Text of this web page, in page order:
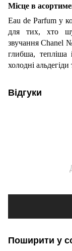
Місце в
Eau de Parfum у
для тих, хто
звучання Chanel
глибша,
холодні
Відгуки
Поширити у